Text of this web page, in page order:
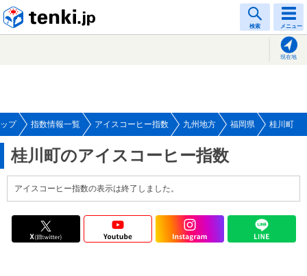
検索 メニュー
現在地
プ 指数情報一覧 アイスコーヒー指数 九州地方 福岡県 桂川町
桂川町のアイスコーヒー指数
アイスコーヒー指数の表示は終了しました。